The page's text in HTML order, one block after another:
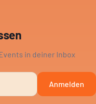
in deiner Inbox
Anmelden